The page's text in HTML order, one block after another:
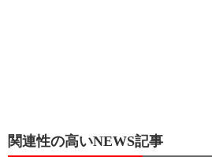
関連性の高いNEWS記事